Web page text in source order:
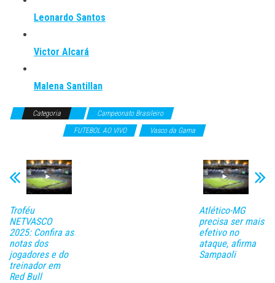
Leonardo Santos
Victor Alcará
Malena Santillan
Categoria Campeonato Brasileiro
FUTEBOL AO VIVO Vasco da Gama
Troféu
NETVASCO
2025: Confira as
notas dos
jogadores e do
treinador em
Red Bull
Atlético-MG
precisa ser mais
efetivo no
ataque, afirma
Sampaoli